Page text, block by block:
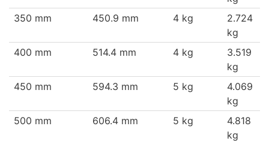
350 mm
450.9 mm 4 kg
2.724
kg
400 mm
514.4 mm 4 kg
3.519
kg
450 mm
594.3 mm 5 kg
4.069
kg
500 mm
606.4 mm 5 kg
4.818
kg